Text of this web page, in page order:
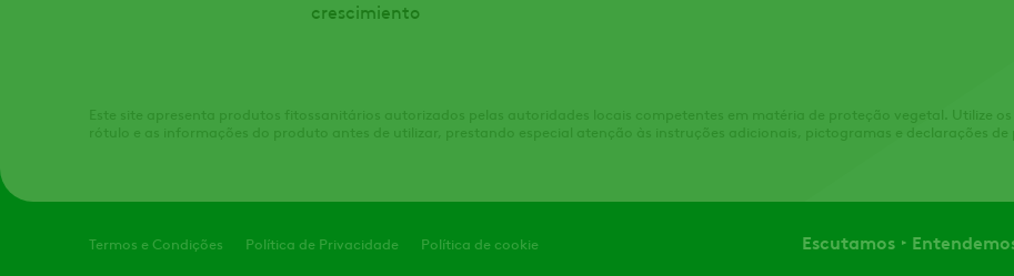
crescimiento
Este site apresenta produtos fitossanitários autorizados pelas autoridades locais competentes em matéria de proteção vegetal. Utilize
rótulo e as informações do produto antes de utilizar, prestando especial atenção às instruções adicionais, pictogramas e declarações
Legal
Termos e Condições Política de Privacidade Política de cookie Escutamos